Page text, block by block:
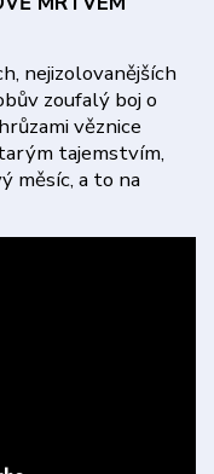
nejizolovanějších
zoufalý boj o
věznice
tajemstvím,
měsíc, a to na